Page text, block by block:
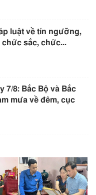
luật về tín ngưỡng,
sắc, chức...
7/8: Bắc Bộ và Bắc
mưa về đêm, cục